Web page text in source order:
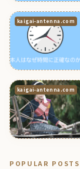
kaigai-antenna.com
kaigai-antenna.com
POPULAR POSTS